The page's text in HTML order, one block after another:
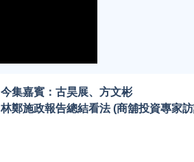
今集嘉賓：古昊展、方文彬
林鄭施政報告總結看法 (商舖投資專家